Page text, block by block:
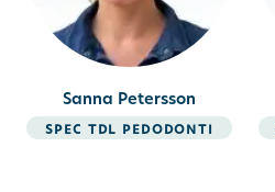
Sanna Petersson
spec tdl pedodonti